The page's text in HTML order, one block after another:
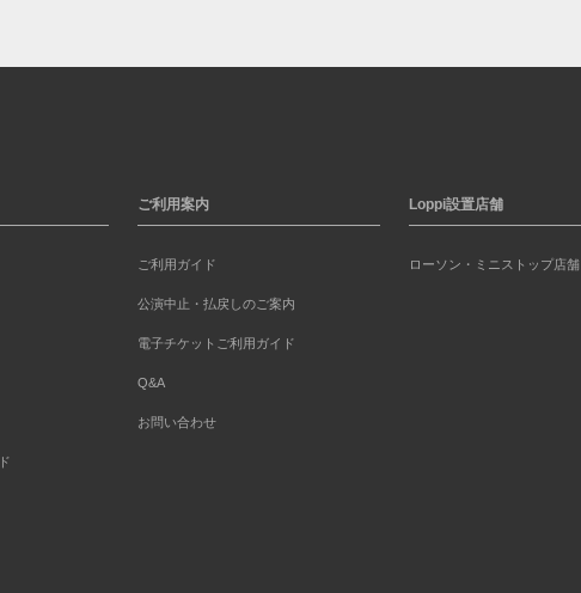
ご利用案内
ご利用ガイド
公演中止・払戻しのご案内
電子チケットご利用ガイド
Q&A
お問い合わせ
Loppi設置店舗
ローソン・ミニストップ店舗